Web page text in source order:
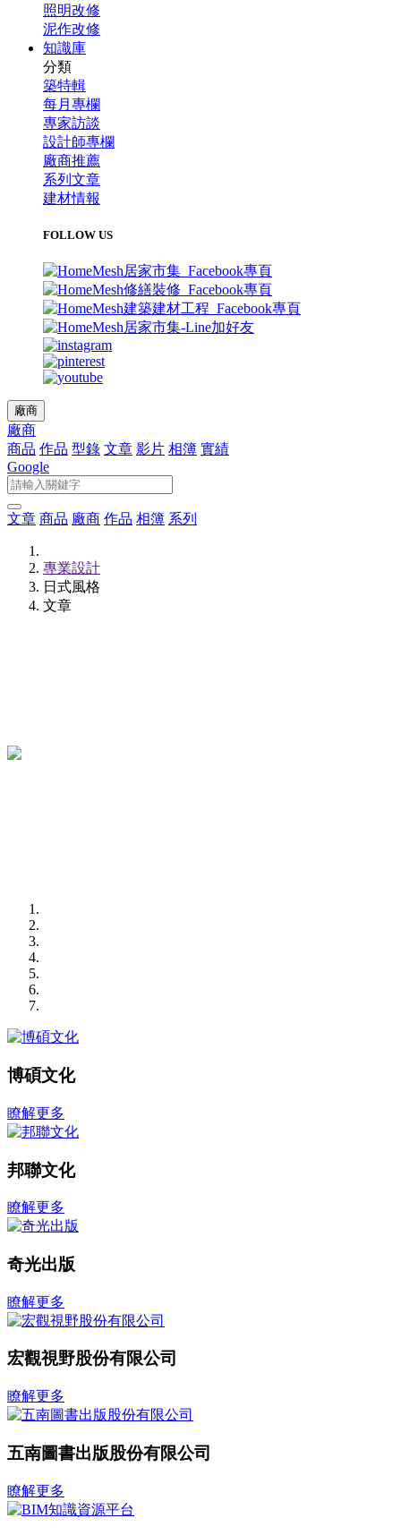
照明改修
泥作改修
知識庫
分類
築特輯
每月專欄
專家訪談
設計師專欄
廠商推薦
系列文章
建材情報
FOLLOW US
廠商
廠商
商品 作品 型錄 文章 影片 相簿 實績
Google
文章 商品 廠商 作品 相簿 系列
專業設計
日式風格
文章
博碩文化
瞭解更多
邦聯文化
瞭解更多
奇光出版
瞭解更多
宏觀視野股份有限公司
瞭解更多
五南圖書出版股份有限公司
瞭解更多